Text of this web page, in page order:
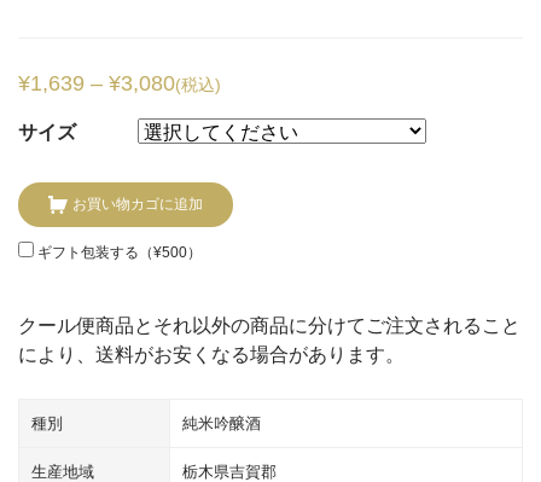
¥1,639 – ¥3,080(税込)
サイズ
お買い物カゴに追加
ギフト包装する（¥500）
クール便商品とそれ以外の商品に分けてご注文されること
により、送料がお安くなる場合があります。
種別 純米吟醸酒
生産地域 栃木県吉賀郡